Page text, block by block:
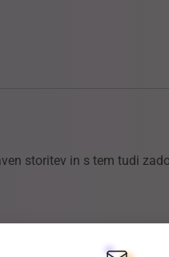
storitev in s tem tudi